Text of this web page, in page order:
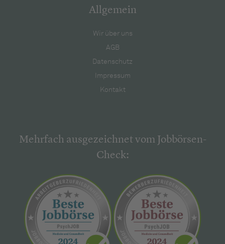
Allgemein
Wir über uns
AGB
Datenschutz
Impressum
Kontakt
Mehrfach ausgezeichnet vom Jobbörsen-
Check: